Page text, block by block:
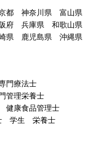
都 神奈川県
富山県
府 兵庫県
和歌山県
県 鹿児島県 沖縄県
門療法士
管理栄養士
健康食品管理士
学生 栄養士